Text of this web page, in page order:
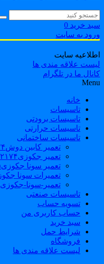
خرید 0
به سایت
سایت
علاقه مندی ها
ما در تلگرام
خانه
تاسیسات
تاسیسات برودتی
تاسیسات حرارتی
تاسیسات ساختمانی
تعمیر کابین دوش۸۸۰۴۲۱۷۴_فروش کابین دوش
تعمیر جکوزی۸۸۰۴۲۱۷۴_فروش وان_جکوزی
تعمیر سونا جکوزی۰۹۱۲۱۵۰۷۸۲۵#| Sauna | Jacuzzi
تعمیرات سونا جکوزی۰۹۱۲۱۵۰۷۸۲۵_تعمیر سونا بخار
تعمیر-سونا-جکوزی۰۹۱۲۱۵۰۷۸۲۵-sauna-jacuzzi
تاسیسات صنعتی
تسویه حساب
حساب کاربری من
سبد خرید
شرایط حمل
فروشگاه
لیست علاقه مندی ها